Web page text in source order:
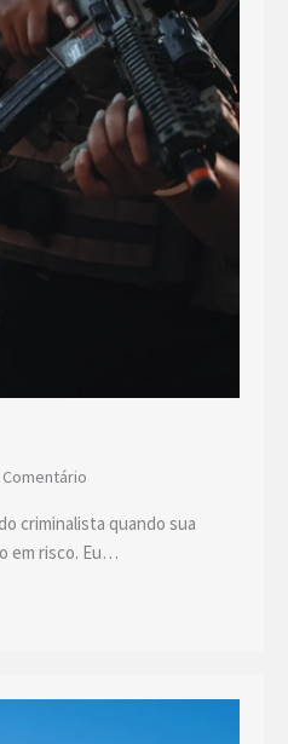
Comentário
criminalista quando sua
em risco. Eu…